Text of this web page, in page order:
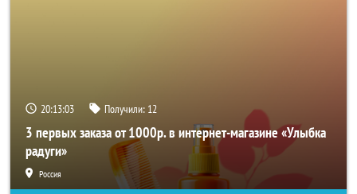
20:13:02 Получили: 12
3 первых заказа от 1000р. в интернет-магазине «Улыбка
радуги»
Россия